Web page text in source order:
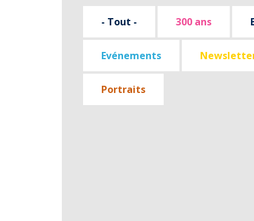
- Tout - 300 ans
Evénements
Portraits